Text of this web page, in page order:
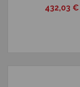
432,03 €